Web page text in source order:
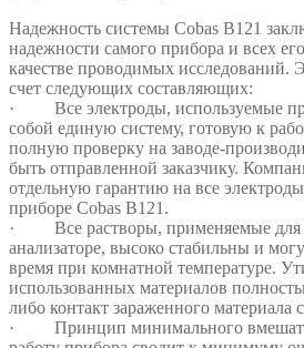
Надежность системы Cobas B121
надежности самого прибора и всех
качестве проводимых исследований.
счет следующих составляющих:
· Все электроды, используемые
собой единую систему, готовую к
полную проверку на заводе-
быть отправленной заказчику.
отдельную гарантию на все
приборе Cobas B121.
· Все растворы, применяемые для
анализаторе, высоко стабильны и
время при комнатной температуре.
использованных материалов
либо контакт зараженного материала
· Принцип минимального